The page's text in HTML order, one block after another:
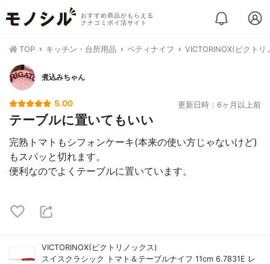
おすすめ商品がもらえる
クチコミポイ活サイト
TOP キッチン・台所用品 ペティナイフ VICTORINOX(ビクト
煮込みちゃん
5.00 更新日時：6ヶ月以上前
テーブルに置いてもいい
完熟トマトもシフォンケーキ(本来の使い方じゃないけど)
もスパッと切れます。
便利なのでよくテーブルに置いています。
VICTORINOX(ビクトリノックス)
スイスクラシック トマト＆テーブルナイフ 11cm 6.7831E レ